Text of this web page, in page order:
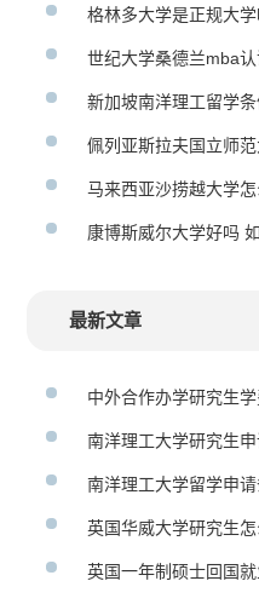
格林多大学是正规大
世纪大学桑德兰mba
新加坡南洋理工留学
佩列亚斯拉夫国立师
马来西亚沙捞越大学
康博斯威尔大学好吗
最新文章
中外合作办学研究生
南洋理工大学研究生
南洋理工大学留学申
英国华威大学研究生
英国一年制硕士回国